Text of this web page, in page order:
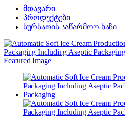
მთავარი
პროდუქტები
სურსათის საწარმოო ხაზი